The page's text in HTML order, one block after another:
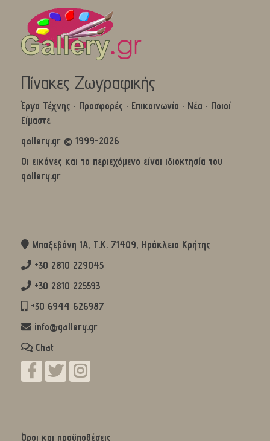
Πίνακες Ζωγραφικής
Έργα Τέχνης · Προσφορές · Επικοινωνία · Νέα · Ποιοί
Είμαστε
gallery.gr © 1999-2026
Οι εικόνες και το περιεχόμενο είναι ιδιοκτησία του
gallery.gr
Μπαξεβάνη 1Α, Τ.Κ. 71409, Ηράκλειο Κρήτης
+30 2810 229045
+30 2810 225593
+30 6944 626987
info@gallery.gr
Chat
Όροι και προϋποθέσεις